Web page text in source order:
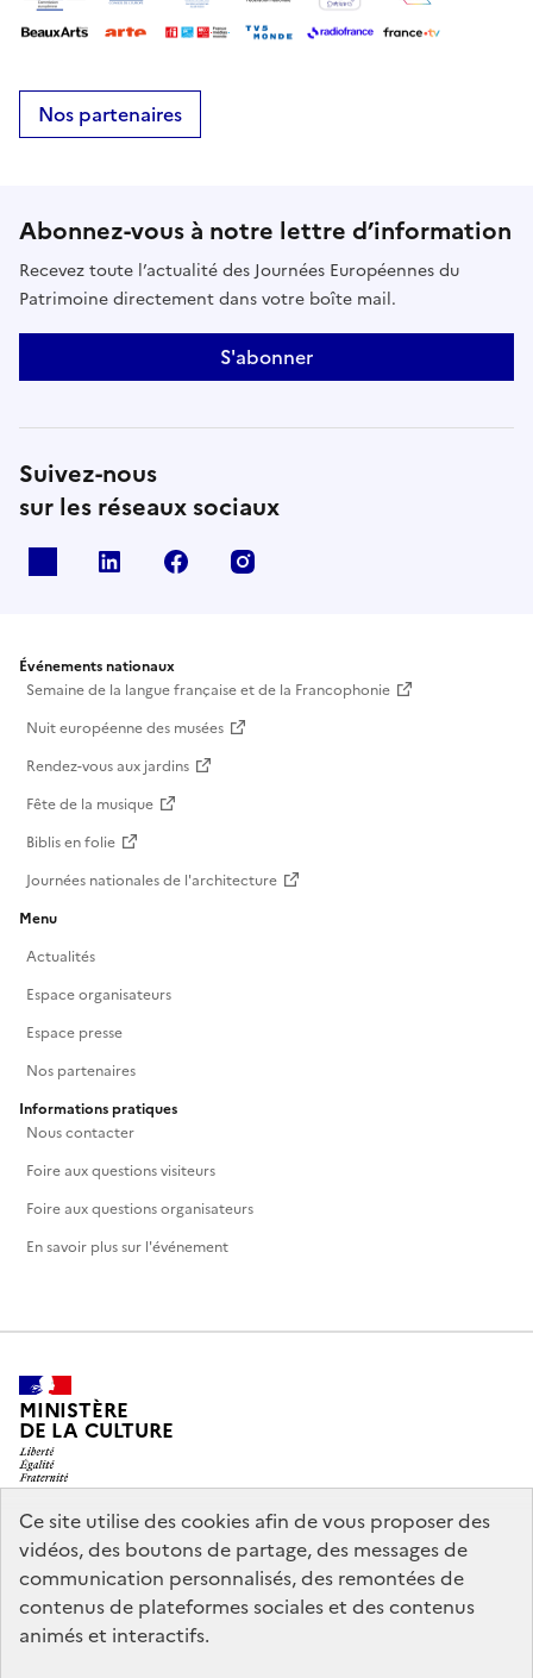
Ce site utilise des cookies afin de vous proposer des
vidéos, des boutons de partage, des messages de
communication personnalisés, des remontées de
contenus de plateformes sociales et des contenus
animés et interactifs.
Nos partenaires
Abonnez-vous à notre lettre d’information
Recevez toute l’actualité des Journées Européennes du
Patrimoine directement dans votre boîte mail.
S'abonner
Suivez-nous
sur les réseaux sociaux
Linkedin Facebook
Événements nationaux
Semaine de la langue française et de la Francophonie
Nuit européenne des musées
Rendez-vous aux jardins
Fête de la musique
Biblis en folie
Journées nationales de l'architecture
Menu
Actualités
Espace organisateurs
Espace presse
Nos partenaires
Informations pratiques
Nous contacter
Foire aux questions visiteurs
Foire aux questions organisateurs
En savoir plus sur l'événement
MINISTÈRE
DE LA CULTURE
legifrance.gouv.fr
info.gouv.fr
service-public.gouv.fr
data.gouv.fr